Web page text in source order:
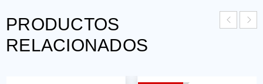
PRODUCTOS
RELACIONADOS